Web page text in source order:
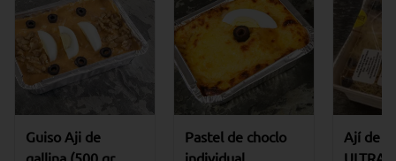
Guiso Aji de
gallina (500 gr
Pastel de choclo
individual
Ají de